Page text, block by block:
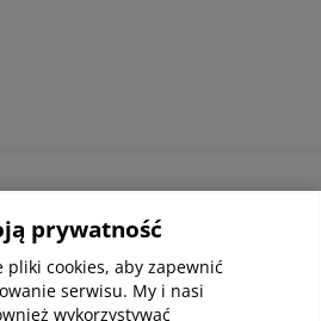
online
prywatność
pliki cookies, aby zapewnić
serwisu. My i nasi
wykorzystywać